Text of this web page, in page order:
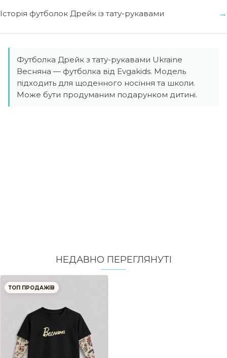
Історія футболок Дрейк із тату-рукавами
Футболка Дрейк з тату-рукавами Ukraine
Весняна — футболка від Evgakids. Модель
підходить для щоденного носіння та школи.
Може бути продуманим подарунком дитині.
НЕДАВНО ПЕРЕГЛЯНУТI
ТОП ПРОДАЖІВ